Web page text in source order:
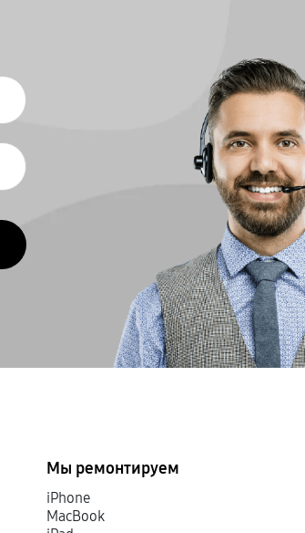
Мы ремонтируем
iPhone
MacBook